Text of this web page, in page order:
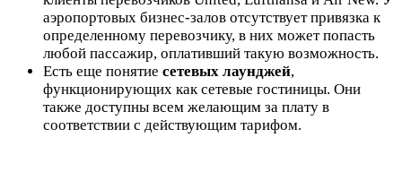
аэропортовых бизнес-залов отсутствует привязка к
определенному перевозчику, в них может попасть
любой пассажир, оплативший такую возможность.
Есть еще понятие сетевых лаунджей,
функционирующих как сетевые гостиницы. Они
также доступны всем желающим за плату в
соответствии с действующим тарифом.